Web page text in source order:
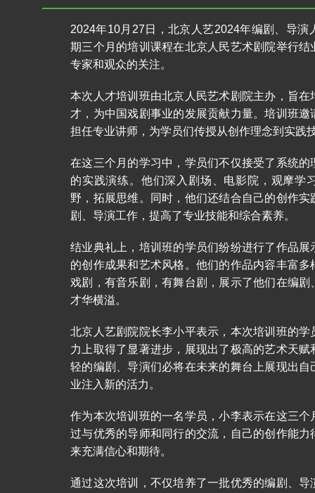
2024年10月27日，北京人艺2024年编剧、导演
期三个月的培训课程在北京人民艺术剧院举行
专家和观众的关注。
本次人才培训班由北京人民艺术剧院主办，旨
才，为中国戏剧事业的发展贡献力量。培训班
担任专业讲师，为学员们传授从创作理念到实践
在这三个月的学习中，学员们不仅接受了系统
的实践演练。他们深入剧场、电影院，观摩学
野，拓展思维。同时，他们还结合自己的创作
剧、导演工作，提高了专业技能和综合素养。
结业典礼上，培训班的学员们纷纷进行了作品
的创作成果和艺术风格。他们的作品内容丰富
戏剧，有音乐剧，有舞台剧，展示了他们在编
才华横溢。
北京人艺剧院院长李小平表示，本次培训班的
力上取得了显著进步，展现出了极高的艺术天
轻的编剧、导演们必将在未来的舞台上展现出
业注入新的活力。
作为本次培训班的一名学员，小李表示在这三
过与优秀的导师和同行的交流，自己的创作能
来充满信心和期待。
通过这次培训，不仅培养了一批优秀的编剧、